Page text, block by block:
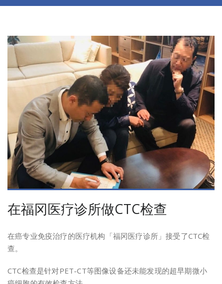
在福冈医疗诊所做CTC检查
在癌专业免疫治疗的医疗机构「福冈医疗诊所」接受了CTC检
查。
CTC检查是针对PET-CT等图像设备还未能发现的超早期微小